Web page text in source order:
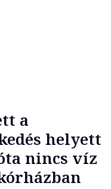
a
helyett
nincs víz